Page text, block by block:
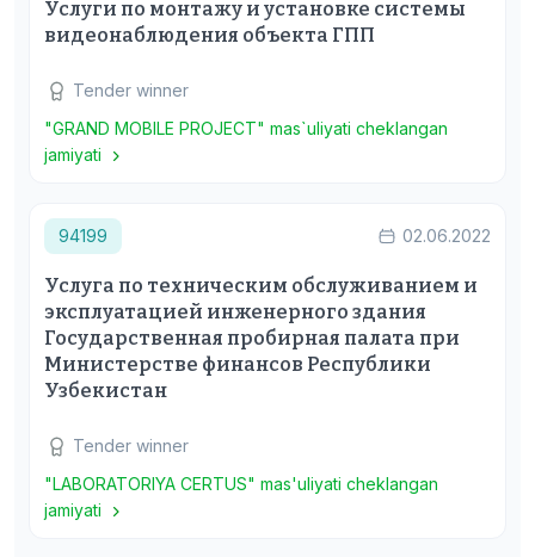
Услуги по монтажу и установке системы
видеонаблюдения объекта ГПП
Tender winner
"GRAND MOBILE PROJECT" mas`uliyati cheklangan
jamiyati
94199 02.06.2022
Услуга по техническим обслуживанием и
эксплуатацией инженерного здания
Государственная пробирная палата при
Министерстве финансов Республики
Узбекистан
Tender winner
"LABORATORIYA CERTUS" mas'uliyati cheklangan
jamiyati